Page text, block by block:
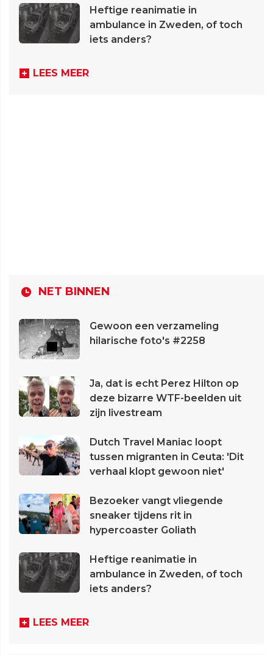
Heftige reanimatie in
ambulance in Zweden, of toch
iets anders?
LEES MEER
NET BINNEN
Gewoon een verzameling
hilarische foto's #2258
Ja, dat is echt Perez Hilton op
deze bizarre WTF-beelden uit
zijn livestream
Dutch Travel Maniac loopt
tussen migranten in Ceuta: 'Dit
verhaal klopt gewoon niet'
Bezoeker vangt vliegende
sneaker tijdens rit in
hypercoaster Goliath
Heftige reanimatie in
ambulance in Zweden, of toch
iets anders?
LEES MEER